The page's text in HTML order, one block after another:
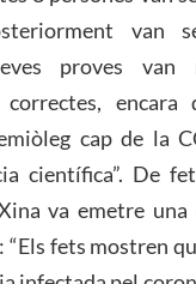
van
proves van
correctes,
cap de la
científica”. De
va emetre una
“Els fets mostren